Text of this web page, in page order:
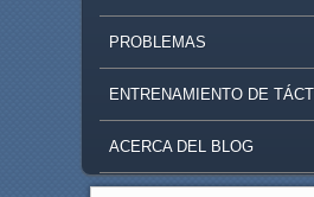
PROBLEMAS
ENTRENAMIENTO DE
ACERCA DEL BLOG